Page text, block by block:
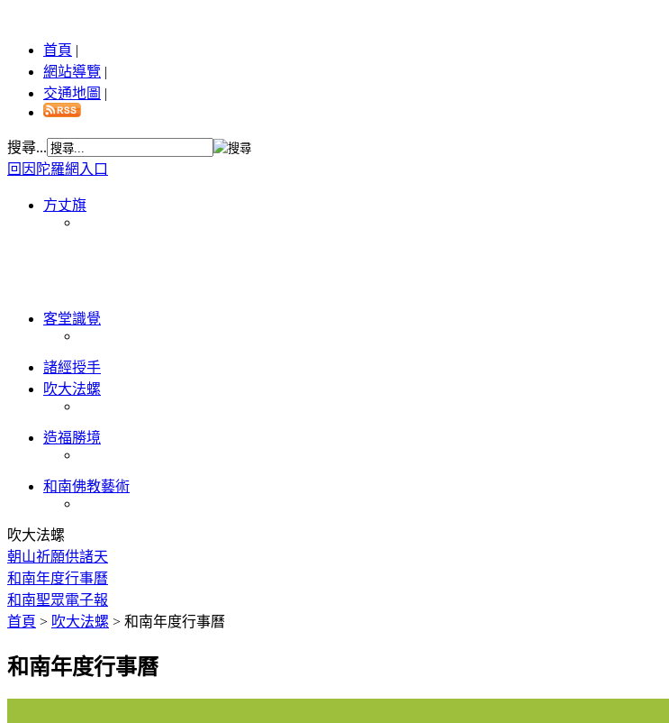
首頁 |
網站導覽 |
交通地圖 |
搜尋...
回因陀羅網入口
方丈旗
客堂識覺
諸經授手
吹大法螺
造福勝境
和南佛教藝術
吹大法螺
朝山祈願供諸天
和南年度行事曆
和南聖眾電子報
首頁 > 吹大法螺 > 和南年度行事曆
和南年度行事曆